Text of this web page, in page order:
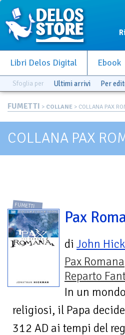
Libri Delos Digital Ebook
Sfoglia per Ultimi arrivi Per
FUMETTI > COLLANE > COLLANA PAX
COLLANA PAX
FUMETTI
Pax
di John
Pax Romana
Reparto
In un
religiosi, il Papa
312 AD ai tempi del